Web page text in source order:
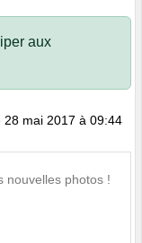
aux
28 mai 2017 à 09:44
nouvelles photos !